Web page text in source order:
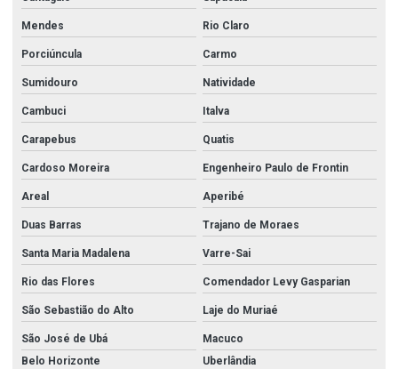
Conexões tupy
Conexões tupy bsp
Cotovelo galvanizado
Cotovelo galvanizado 1
Cotovelo galvanizado 2 1 2
Cruzeta aço carbono
Curva aço carbono
Distribuidora de aço inox
Distribuidora de tubos de aço inox
Empresas de aço inox
Equipamentos para combate a incêndio
Mendes Rio Claro
Porciúncula Carmo
Sumidouro Natividade
Cambuci Italva
Carapebus Quatis
Cardoso Moreira Engenheiro Paulo de Frontin
Areal Aperibé
Duas Barras Trajano de Moraes
Santa Maria Madalena Varre-Sai
Rio das Flores Comendador Levy Gasparian
São Sebastião do Alto Laje do Muriaé
São José de Ubá
Macuco
Belo Horizonte
Uberlândia